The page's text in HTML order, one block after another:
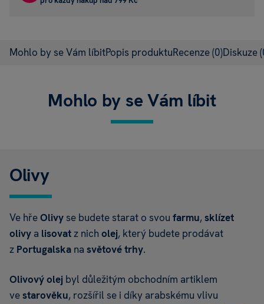
Mohlo by se Vám líbitPopis produktuRecenze(0)Diskuze
Mohlo by se Vám líbit
Olivy
Ve hřeOlivy se budete starat o svou farmu,sklízet
olivy a lisovatz nich olej, který budete prodávat
z Portugalska na světové trhy.
Olivový olej byl důležitým obchodním artiklem
vestarověku, rozšířil se i díky arabskému vlivu